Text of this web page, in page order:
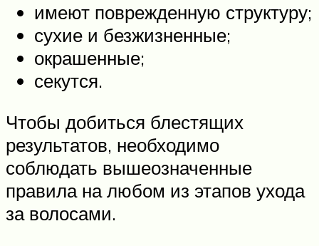
имеют поврежденную структуру;
сухие и безжизненные;
окрашенные;
секутся.
Чтобы добиться блестящих
результатов, необходимо
соблюдать вышеозначенные
правила на любом из этапов ухода
за волосами.